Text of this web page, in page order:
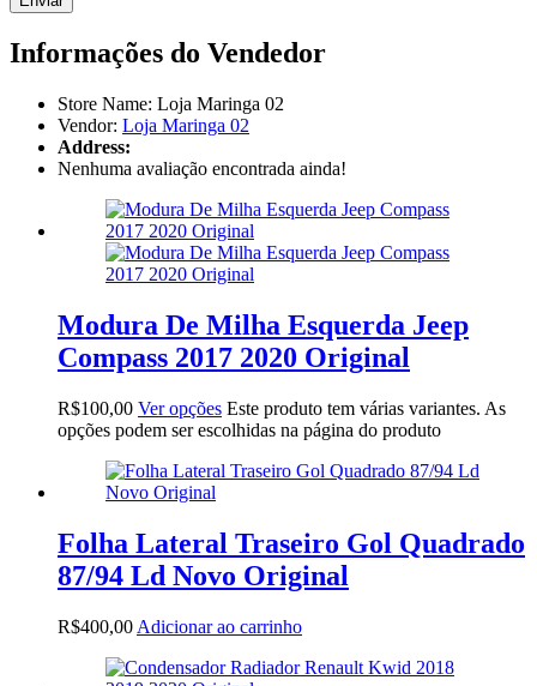
Informações do Vendedor
Store Name: Loja Maringa 02
Vendor: Loja Maringa 02
Address:
Nenhuma avaliação encontrada ainda!
Modura De Milha Esquerda Jeep
Compass 2017 2020 Original
R$100,00 Ver opções Este produto tem várias variantes. As
opções podem ser escolhidas na página do produto
Folha Lateral Traseiro Gol Quadrado
87/94 Ld Novo Original
R$400,00 Adicionar ao carrinho